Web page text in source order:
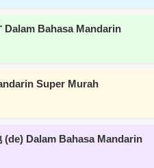
Dalam Bahasa Mandarin
Super Murah
(de) Dalam Bahasa Mandarin